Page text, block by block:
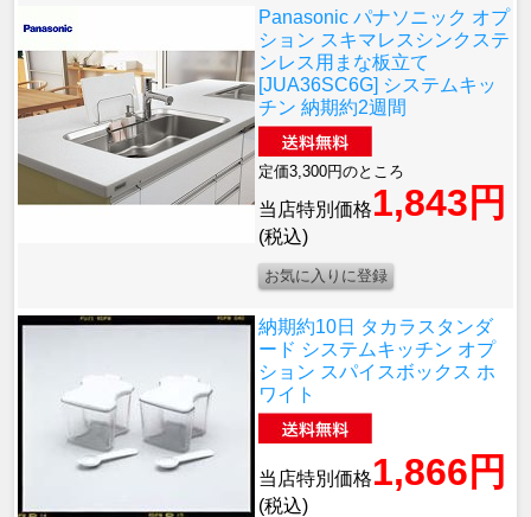
Panasonic パナソニック オプ
ション スキマレスシンクステ
ンレス用まな板立て
[JUA36SC6G] システムキッ
チン 納期約2週間
定価3,300円のところ
当店特別価格1,843円
(税込)
納期約10日 タカラスタンダ
ード システムキッチン オプ
ション スパイスボックス ホ
ワイト
当店特別価格1,866円
(税込)